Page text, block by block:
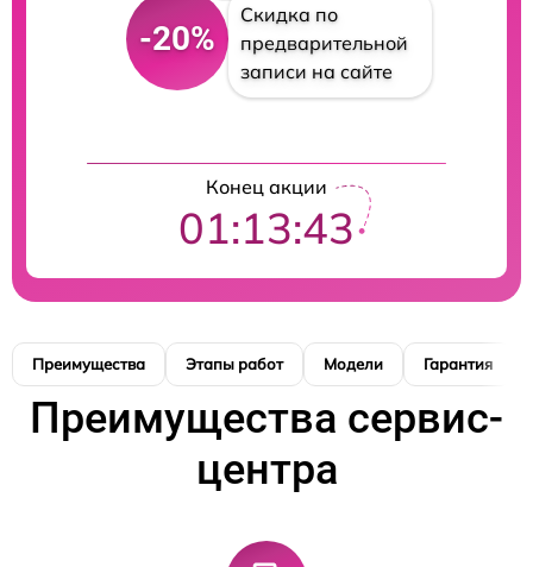
-20%
Скидка по
предварительной
записи на сайте
Конец акции
01:13:42
Преимущества Этапы работ Модели Гарантия
Преимущества сервис-
центра